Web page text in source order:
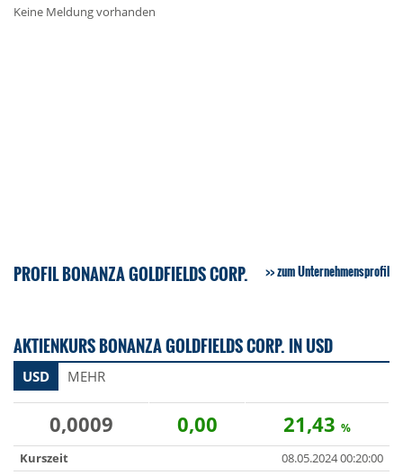
Keine Meldung vorhanden
PROFIL BONANZA GOLDFIELDS CORP. zum Unternehmensprofil
AKTIENKURS BONANZA GOLDFIELDS CORP. IN USD
USD MEHR
0,0009 0,00 21,43 %
Kurszeit 08.05.2024 00:20:00